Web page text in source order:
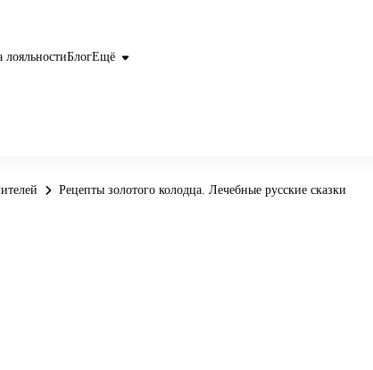
БлогЕщё
Рецепты золотого колодца. Лечебные русские сказки